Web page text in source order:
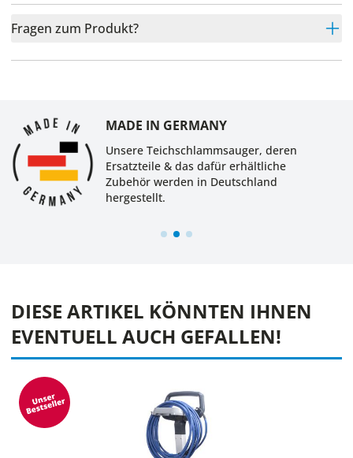
Fragen zum Produkt?
MADE IN GERMANY
Unsere Teichschlammsauger, deren
Ersatzteile & das dafür erhältliche
Zubehör werden in Deutschland
hergestellt.
DIESE ARTIKEL KÖNNTEN IHNEN
EVENTUELL AUCH GEFALLEN!